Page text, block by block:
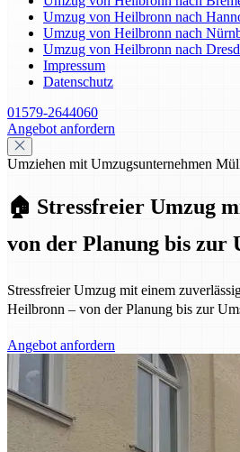
Umzug von Heilbronn nach
Umzug von Heilbronn nach
Umzug von Heilbronn nach
Impressum
Datenschutz
01579-2644060
Angebot anfordern
Umziehen mit Umzugsunternehmen
🏠 Stressfreier Umzug
von der Planung bis zur
Stressfreier Umzug mit einem
Heilbronn – von der Planung bis zur
Angebot anfordern